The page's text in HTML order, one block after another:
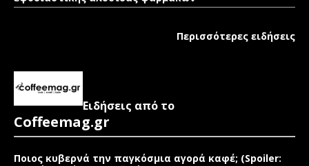
Περισσότερες ειδήσεις
Ειδήσεις από το
Coffeemag.gr
Ποιος κυβερνά την παγκόσμια αγορά καφέ; (Spoiler: